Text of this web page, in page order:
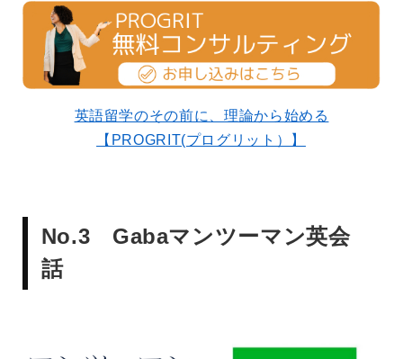
英語留学のその前に、理論から始める
【PROGRIT(プログリット）】
No.3 Gabaマンツーマン英会
話